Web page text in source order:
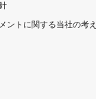
ントに関する当社の考え